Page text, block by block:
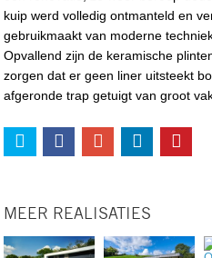
kuip werd volledig ontmanteld en
gebruikmaakt van moderne
Opvallend zijn de keramische
zorgen dat er geen liner uitsteekt
afgeronde trap getuigt van groot
MEER REALISATIES